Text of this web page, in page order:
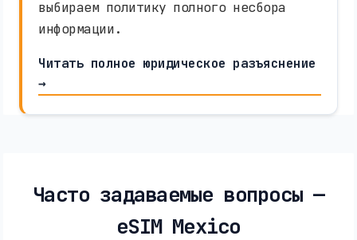
выбираем политику полного несбора
информации.
Читать полное юридическое разъяснение
→
Часто задаваемые вопросы —
eSIM Mexico